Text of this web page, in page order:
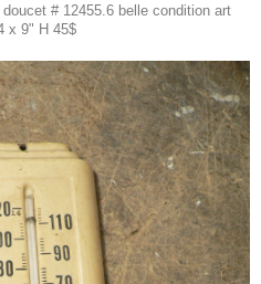
# 12455.6 belle condition art
x 9" H 45$